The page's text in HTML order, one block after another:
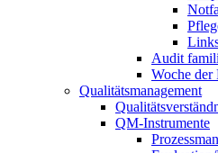
Audit
Woche der
Qualitätsmanagement
QM-Instrumente